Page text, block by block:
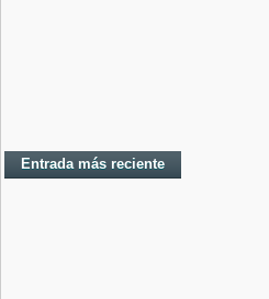
Entrada más reciente